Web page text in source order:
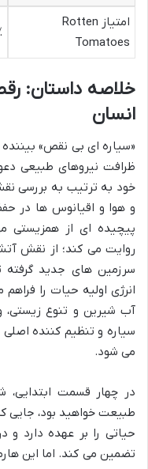
امتیاز Rotten
Tomatoes
خلاصه داستان:
انسان
«سیاره ای بی نقص»
ظرافت نیروهای طبیعی
خود به ترتیب به بررسی
و هوا و اقیانوس ها در
پیچیده ای از همزیستی
روایت می کند؛ از نقش
سرزمین های جدید گرفته
انرژی اولیه حیات را
آب شیرین و تنوع زیستی،
سیاره و تنظیم کننده
می شود.
در چهار قسمت
طبیعت خواهید بود، جایی
حیاتی را بر عهده دارد
تضمین می کند. اما این